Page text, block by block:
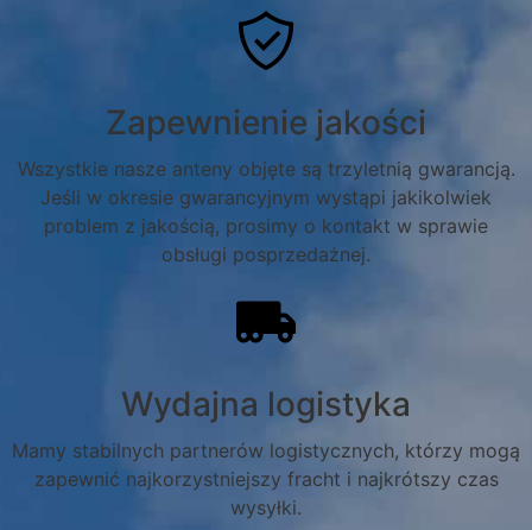
Zapewnienie jakości
Wszystkie nasze anteny objęte są trzyletnią gwarancją.
Jeśli w okresie gwarancyjnym wystąpi jakikolwiek
problem z jakością, prosimy o kontakt w sprawie
obsługi posprzedażnej.
Wydajna logistyka
Mamy stabilnych partnerów logistycznych, którzy mogą
zapewnić najkorzystniejszy fracht i najkrótszy czas
wysyłki.